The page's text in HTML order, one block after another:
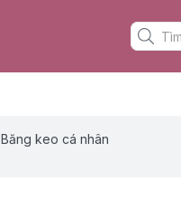
Băng keo cá nhân